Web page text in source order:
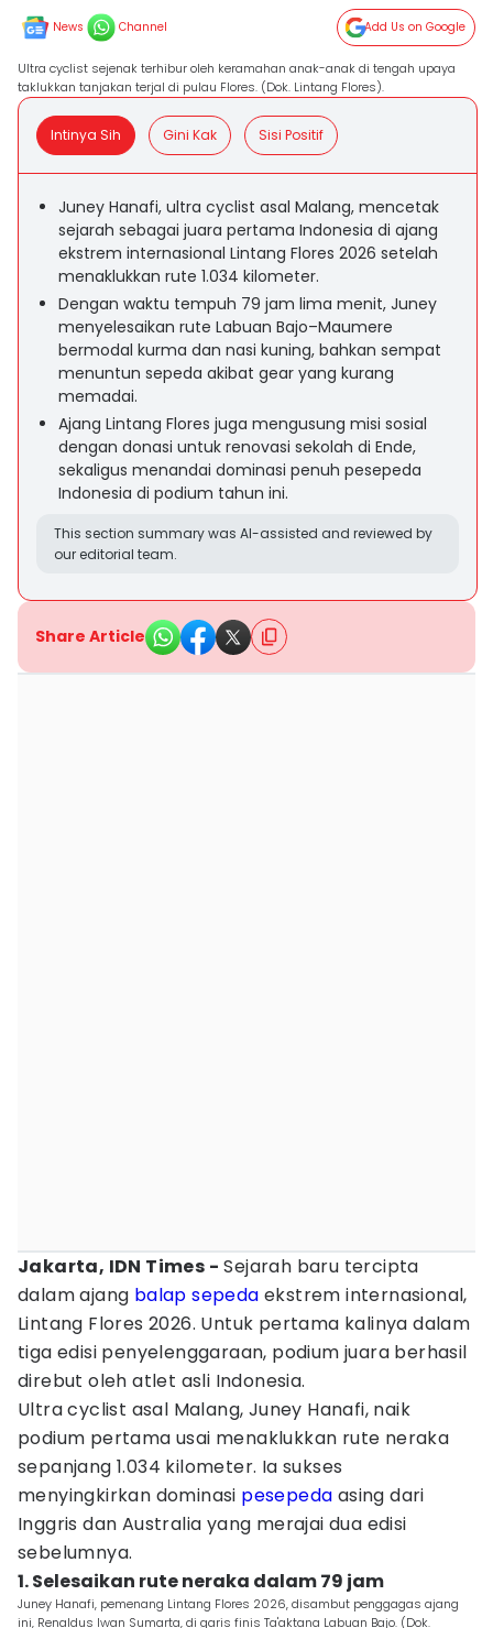
News Channel Add Us on Google
Ultra cyclist sejenak terhibur oleh keramahan anak-anak di tengah upaya
taklukkan tanjakan terjal di pulau Flores. (Dok. Lintang Flores).
Intinya Sih Gini Kak Sisi Positif
Juney Hanafi, ultra cyclist asal Malang, mencetak
sejarah sebagai juara pertama Indonesia di ajang
ekstrem internasional Lintang Flores 2026 setelah
menaklukkan rute 1.034 kilometer.
Dengan waktu tempuh 79 jam lima menit, Juney
menyelesaikan rute Labuan Bajo–Maumere
bermodal kurma dan nasi kuning, bahkan sempat
menuntun sepeda akibat gear yang kurang
memadai.
Ajang Lintang Flores juga mengusung misi sosial
dengan donasi untuk renovasi sekolah di Ende,
sekaligus menandai dominasi penuh pesepeda
Indonesia di podium tahun ini.
This section summary was AI-assisted and reviewed by
our editorial team.
Share Article
Jakarta, IDN Times - Sejarah baru tercipta
dalam ajang balap sepeda ekstrem internasional,
Lintang Flores 2026. Untuk pertama kalinya dalam
tiga edisi penyelenggaraan, podium juara berhasil
direbut oleh atlet asli Indonesia.
Ultra cyclist asal Malang, Juney Hanafi, naik
podium pertama usai menaklukkan rute neraka
sepanjang 1.034 kilometer. Ia sukses
menyingkirkan dominasi pesepeda asing dari
Inggris dan Australia yang merajai dua edisi
sebelumnya.
1. Selesaikan rute neraka dalam 79 jam
Juney Hanafi, pemenang Lintang Flores 2026, disambut penggagas ajang
ini, Renaldus Iwan Sumarta, di garis finis Ta'aktana Labuan Bajo. (Dok.